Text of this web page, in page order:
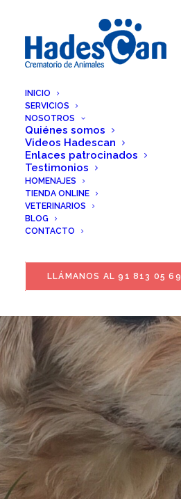
INICIO
SERVICIOS
NOSOTROS
Quiénes somos
Videos Hadescan
Enlaces patrocinados
Testimonios
HOMENAJES
TIENDA ONLINE
VETERINARIOS
BLOG
CONTACTO
LLÁMANOS AL 91 813 05 69